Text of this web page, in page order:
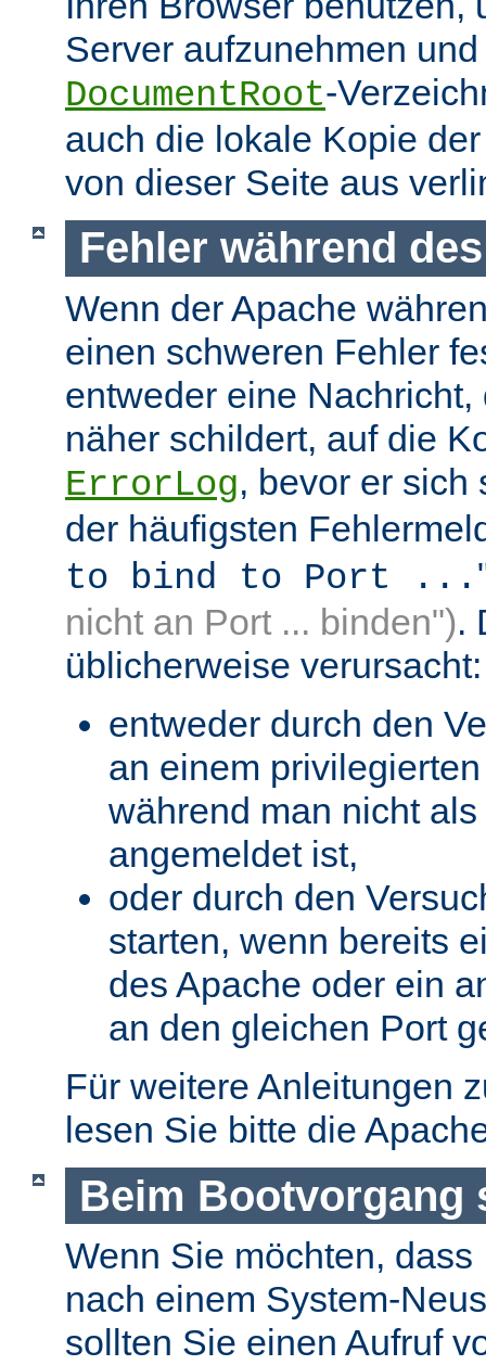
Server aufzunehmen
DocumentRoot-
auch die lokale Kopie
von dieser Seite aus
Fehler während
Wenn der Apache
einen schweren Fehler
entweder eine
näher schildert, auf die
ErrorLog, bevor er sich
der häufigsten
to bind to Port ...
nicht an Port ... binden").
üblicherweise verursacht:
entweder durch den
an einem
während man nicht
angemeldet ist,
oder durch den
starten, wenn bereits
des Apache oder ein
an den gleichen Port
Für weitere Anleitungen
lesen Sie bitte die
Beim Bootvorgang
Wenn Sie möchten,
nach einem System-
sollten Sie einen Aufruf